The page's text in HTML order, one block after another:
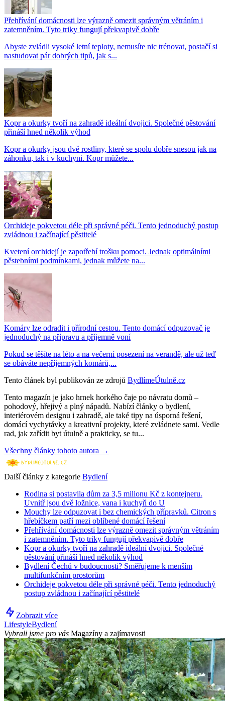
Přehřívání domácnosti lze výrazně omezit správným větráním i
zatemněním. Tyto triky fungují překvapivě dobře
Abyste zvládli vysoké letní teploty, nemusíte nic trénovat, postačí si
nastudovat pár dobrých tipů, jak s...
Kopr a okurky tvoří na zahradě ideální dvojici. Společné pěstování
přináší hned několik výhod
Kopr a okurky jsou dvě rostliny, které se spolu dobře snesou jak na
záhonku, tak i v kuchyni. Kopr můžete...
Orchideje pokvetou déle při správné péči. Tento jednoduchý postup
zvládnou i začínající pěstitelé
Kvetení orchidejí je zapotřebí trošku pomoci. Jednak optimálními
pěstebními podmínkami, jednak můžete na...
Komáry lze odradit i přírodní cestou. Tento domácí odpuzovač je
jednoduchý na přípravu a příjemně voní
Pokud se těšíte na léto a na večerní posezení na verandě, ale už teď
se obáváte nepříjemných komárů,...
Tento článek byl publikován ze zdrojů BydlímeÚtulně.cz
Tento magazín je jako hrnek horkého čaje po návratu domů –
pohodový, hřejivý a plný nápadů. Nabízí články o bydlení,
interiérovém designu i zahradě, ale také tipy na úsporná řešení,
domácí vychytávky a kreativní projekty, které zvládnete sami. Vedle
rad, jak zařídit byt útulně a prakticky, se tu...
Všechny články tohoto autora →
Další články z kategorie Bydlení
Rodina si postavila dům za 3,5 milionu Kč z kontejneru.
Uvnitř jsou dvě ložnice, vana i kuchyň do U
Mouchy lze odpuzovat i bez chemických přípravků. Citron s
hřebíčkem patří mezi oblíbené domácí řešení
Přehřívání domácnosti lze výrazně omezit správným větráním
i zatemněním. Tyto triky fungují překvapivě dobře
Kopr a okurky tvoří na zahradě ideální dvojici. Společné
pěstování přináší hned několik výhod
Bydlení Čechů v budoucnosti? Směřujeme k menším
multifunkčním prostorům
Orchideje pokvetou déle při správné péči. Tento jednoduchý
postup zvládnou i začínající pěstitelé
Zobrazit více
LifestyleBydlení
Vybrali jsme pro vás Magazíny a zajímavosti